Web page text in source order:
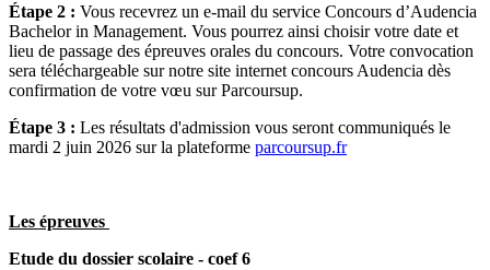
Étape 2 : Vous recevrez un e-mail du service Concours d’Audencia
Bachelor in Management. Vous pourrez ainsi choisir votre date et
lieu de passage des épreuves orales du concours. Votre convocation
sera téléchargeable sur notre site internet concours Audencia dès
confirmation de votre vœu sur Parcoursup.
Étape 3 : Les résultats d'admission vous seront communiqués le
mardi 2 juin 2026 sur la plateforme parcoursup.fr
Les épreuves
Etude du dossier scolaire - coef 6